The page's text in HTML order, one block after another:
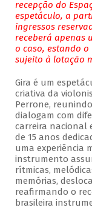
recepção do
espetáculo, a
ingressos
receberá apenas
o caso, estando
sujeito à lotação
Gira é um
criativa da
Perrone,
dialogam com
carreira nacional
de 15 anos
uma experiência
instrumento
rítmicas,
memórias,
reafirmando o
brasileira